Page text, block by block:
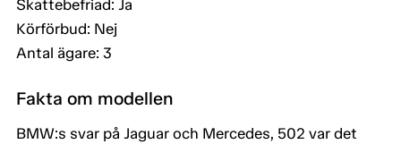
Skattebefriad: Ja
Körförbud: Nej
Antal ägare: 3
Fakta om modellen
BMW:s svar på Jaguar och Mercedes, 502 var det